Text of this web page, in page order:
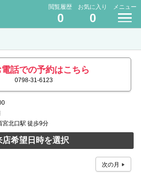
閲覧履歴
0
お気に入り
0
メニュー
電話での予約はこちら
0798-31-6123
宮北口駅 徒歩9分
店希望日時を選択